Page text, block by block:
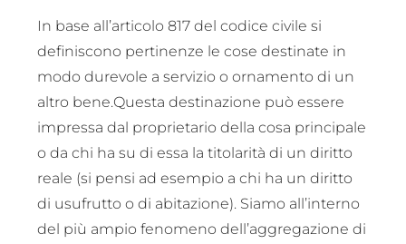
In base all’articolo 817 del codice civile si
definiscono pertinenze le cose destinate in
modo durevole a servizio o ornamento di un
altro bene.Questa destinazione può essere
impressa dal proprietario della cosa principale
o da chi ha su di essa la titolarità di un diritto
reale (si pensi ad esempio a chi ha un diritto
di usufrutto o di abitazione). Siamo all’interno
del più ampio fenomeno dell’aggregazione di